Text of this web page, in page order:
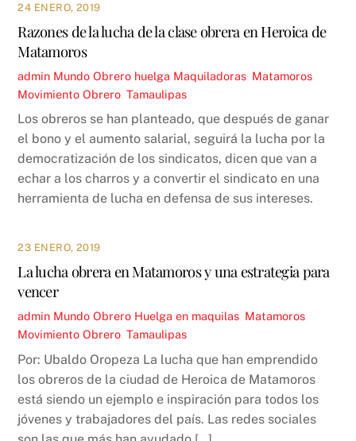
24 ENERO, 2019
Razones de la lucha de la clase obrera en Heroica de
Matamoros
admin Mundo Obrero huelga Maquiladoras Matamoros
Movimiento Obrero ,Tamaulipas
Los obreros se han planteado, que después de ganar
el bono y el aumento salarial, seguirá la lucha por la
democratización de los sindicatos, dicen que van a
echar a los charros y a convertir el sindicato en una
herramienta de lucha en defensa de sus intereses.
23 ENERO, 2019
La lucha obrera en Matamoros y una estrategia para
vencer
admin Mundo Obrero Huelga en maquilas Matamoros
Movimiento Obrero ,Tamaulipas
Por: Ubaldo Oropeza La lucha que han emprendido
los obreros de la ciudad de Heroica de Matamoros
está siendo un ejemplo e inspiración para todos los
jóvenes y trabajadores del país. Las redes sociales